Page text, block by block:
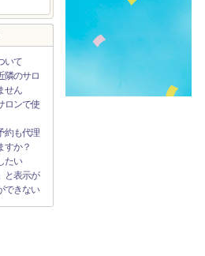
いて
隣のサロ
せん
ロンで使
約も代理
すか？
たい
と表示が
できない